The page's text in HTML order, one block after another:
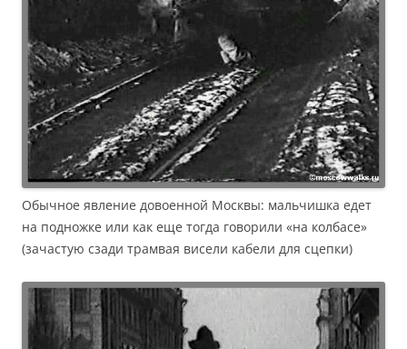
Обычное явление довоенной Москвы: мальчишка едет
на подножке или как еще тогда говорили «на колбасе»
(зачастую сзади трамвая висели кабели для сцепки)